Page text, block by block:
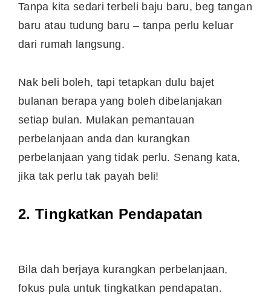
Tanpa kita sedari terbeli baju baru, beg tangan
baru atau tudung baru – tanpa perlu keluar
dari rumah langsung.
Nak beli boleh, tapi tetapkan dulu bajet
bulanan berapa yang boleh dibelanjakan
setiap bulan. Mulakan pemantauan
perbelanjaan anda dan kurangkan
perbelanjaan yang tidak perlu. Senang kata,
jika tak perlu tak payah beli!
2. Tingkatkan Pendapatan
Bila dah berjaya kurangkan perbelanjaan,
fokus pula untuk tingkatkan pendapatan.